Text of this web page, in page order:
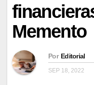
Memento
Por Editorial
SEP 18, 2022